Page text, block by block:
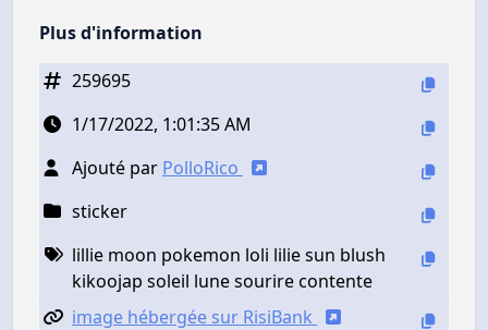
Plus d'information
259695
1/17/2022, 1:01:35 AM
Ajouté par PolloRico
sticker
lillie moon pokemon loli lilie sun blush
kikoojap soleil lune sourire contente
image hébergée sur RisiBank